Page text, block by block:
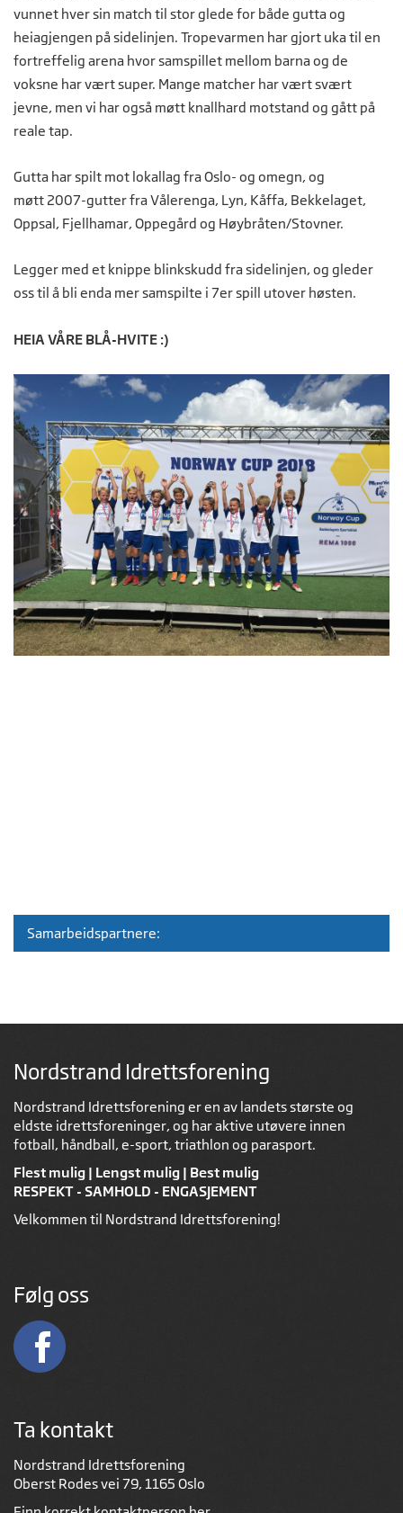
vunnet hver sin match til stor glede for både gutta og
heiagjengen på sidelinjen. Tropevarmen har gjort uka til en
fortreffelig arena hvor samspillet mellom barna og de
voksne har vært super. Mange matcher har vært svært
jevne, men vi har også møtt knallhard motstand og gått på
reale tap.
Gutta har spilt mot lokallag fra Oslo- og omegn, og
møtt 2007-gutter fra Vålerenga, Lyn, Kåffa, Bekkelaget,
Oppsal, Fjellhamar, Oppegård og Høybråten/Stovner.
Legger med et knippe blinkskudd fra sidelinjen, og gleder
oss til å bli enda mer samspilte i 7er spill utover høsten.
HEIA VÅRE BLÅ-HVITE :)
Samarbeidspartnere:
Nordstrand Idrettsforening
Nordstrand Idrettsforening er en av landets største og
eldste idrettsforeninger, og har aktive utøvere innen
fotball, håndball, e-sport, triathlon og parasport.
Flest mulig | Lengst mulig | Best mulig
RESPEKT - SAMHOLD - ENGASJEMENT
Velkommen til Nordstrand Idrettsforening!
Følg oss
Ta kontakt
Nordstrand Idrettsforening
Oberst Rodes vei 79, 1165 Oslo